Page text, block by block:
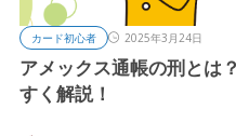
カード初心者 2025年3月24日
アメックス通帳の刑とは
すく解説！